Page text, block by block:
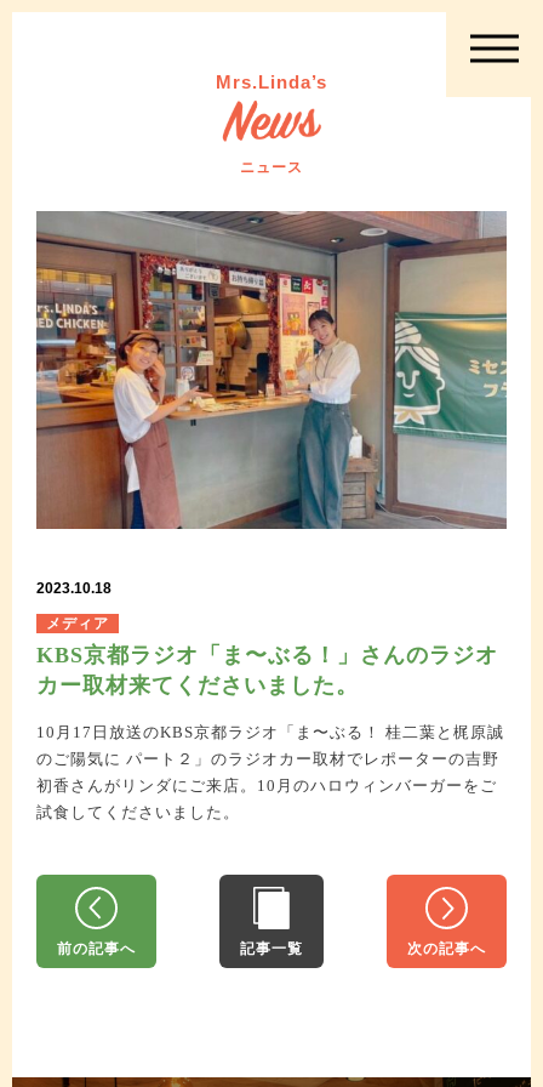
FOLLOW US
Mrs.Linda’s
ニュース
2023.10.18
メディア
KBS京都ラジオ「ま〜ぶる！」さんのラジオ
カー取材来てくださいました。
10月17日放送のKBS京都ラジオ「ま〜ぶる！ 桂二葉と梶原誠
のご陽気に パート２」のラジオカー取材でレポーターの吉野
初香さんがリンダにご来店。10月のハロウィンバーガーをご
試食してくださいました。
前の記事へ 記事一覧 次の記事へ